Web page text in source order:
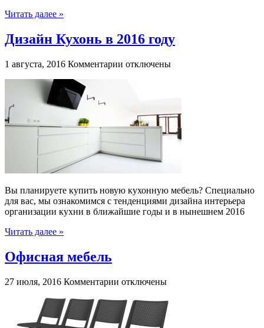
Читать далее »
Дизайн Кухонь в 2016 году
1 августа, 2016 Комментарии к
2016
году
отключены
Вы планируете купить новую кухонную мебель? Специально
для вас, мы ознакомимся с тенденциями дизайна интерьера
организации кухни в ближайшие годы и в нынешнем 2016
Читать далее »
Офисная мебель
27 июля, 2016 Комментарии к
Офисная
мебель
отключены